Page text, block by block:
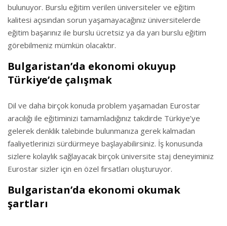
bulunuyor. Burslu eğitim verilen üniversiteler ve eğitim
kalitesi açısından sorun yaşamayacağınız üniversitelerde
eğitim başarınız ile burslu ücretsiz ya da yarı burslu eğitim
görebilmeniz mümkün olacaktır.
Bulgaristan’da ekonomi okuyup
Türkiye’de çalışmak
Dil ve daha birçok konuda problem yaşamadan Eurostar
aracılığı ile eğitiminizi tamamladığınız takdirde Türkiye’ye
gelerek denklik talebinde bulunmanıza gerek kalmadan
faaliyetlerinizi sürdürmeye başlayabilirsiniz. İş konusunda
sizlere kolaylık sağlayacak birçok üniversite staj deneyiminiz
Eurostar sizler için en özel fırsatları oluşturuyor.
Bulgaristan’da ekonomi okumak
şartları